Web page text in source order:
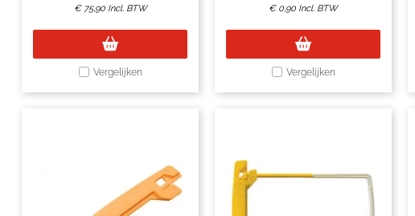
€ 75,90 Incl. BTW
Vergelijken
€ 0,90 Incl. BTW
Vergelijken